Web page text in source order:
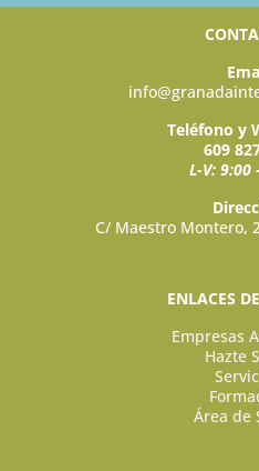
Teléfono y
609
L-V: 9:00
C/ Maestro Montero,
ENLACES
Empresas
Hazte
Área de